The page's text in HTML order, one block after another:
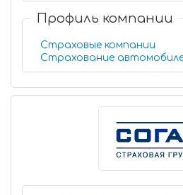
Профиль компании
Страховые компании
Страхование